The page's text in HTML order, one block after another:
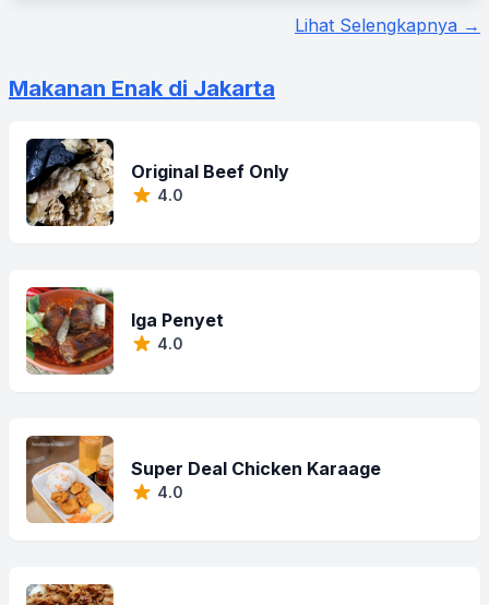
Lihat Selengkapnya →
Makanan Enak di Jakarta
Original Beef Only
4.0
Iga Penyet
4.0
Super Deal Chicken Karaage
4.0